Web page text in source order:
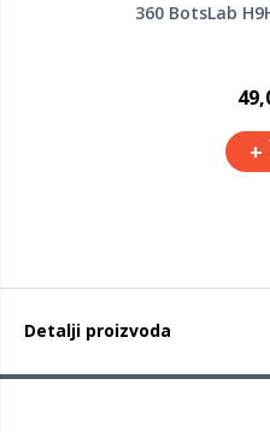
360 BotsLab
+
Detalji proizvoda